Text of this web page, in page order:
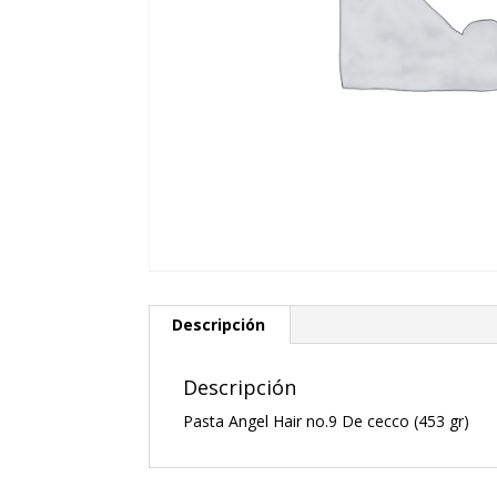
Descripción
Descripción
Pasta Angel Hair no.9 De cecco (453 gr)